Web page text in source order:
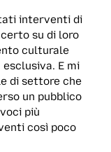
interventi di
su di loro
culturale
E mi
di settore che
un pubblico
più
così poco